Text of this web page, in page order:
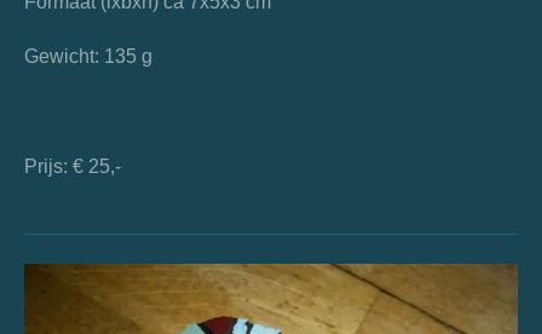
Gewicht: 135 g
Prijs: € 25,-